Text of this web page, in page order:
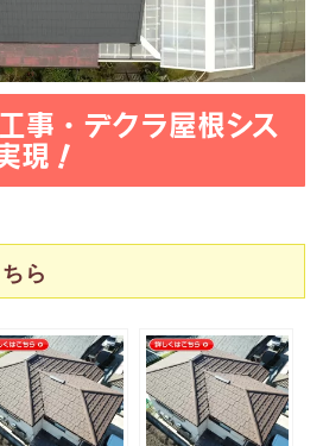
事・デクラ屋根シス
現！
ら